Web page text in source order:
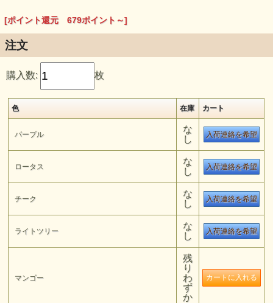
[ポイント還元 679ポイント～]
注文
購入数: 枚
色 在庫 カート
パープル
な
し
入荷連絡を希望
ロータス
な
し
入荷連絡を希望
チーク
な
し
入荷連絡を希望
ライトツリー
な
し
入荷連絡を希望
マンゴー
残
り
わ
ず
か